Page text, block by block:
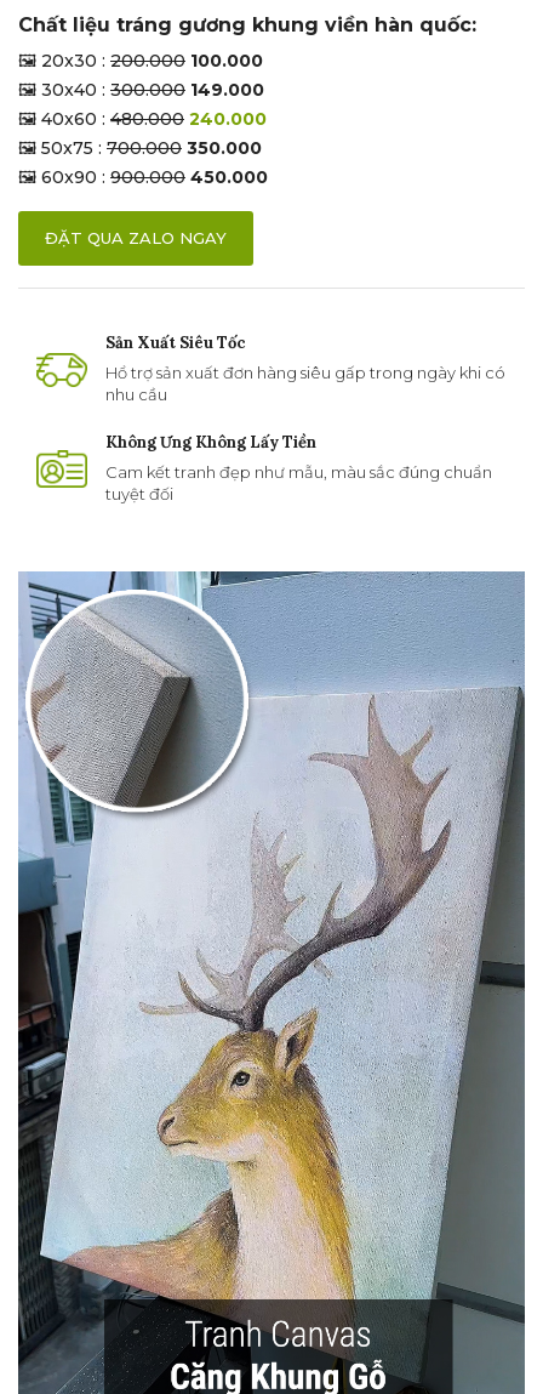
Chất liệu tráng gương khung viền hàn quốc:
🖼 20x30 : 200.000 100.000
🖼 30x40 : 300.000 149.000
🖼 40x60 : 480.000 240.000
🖼 50x75 : 700.000 350.000
🖼 60x90 : 900.000 450.000
ĐẶT QUA ZALO NGAY
Sản Xuất Siêu Tốc
Hổ trợ sản xuất đơn hàng siêu gấp trong ngày khi có
nhu cầu
Không Ưng Không Lấy Tiền
Cam kết tranh đẹp như mẫu, màu sắc đúng chuẩn
tuyệt đối